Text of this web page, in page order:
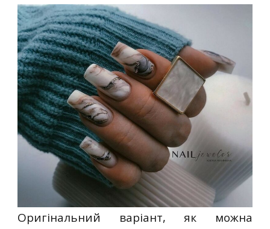
Оригінальний варіант, як можна